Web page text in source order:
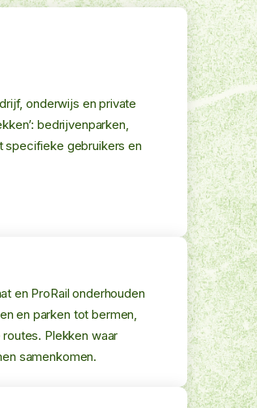
onderwijs en private
bedrijvenparken,
specifieke gebruikers en
en ProRail onderhouden
en parken tot bermen,
Plekken waar
samenkomen.